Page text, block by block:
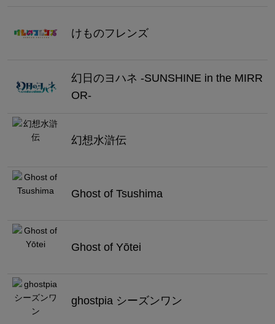
けものフレンズ
幻日のヨハネ -SUNSHINE in the MIRR
OR-
幻想水滸伝
Ghost of Tsushima
Ghost of Yōtei
ghostpia シーズンワン